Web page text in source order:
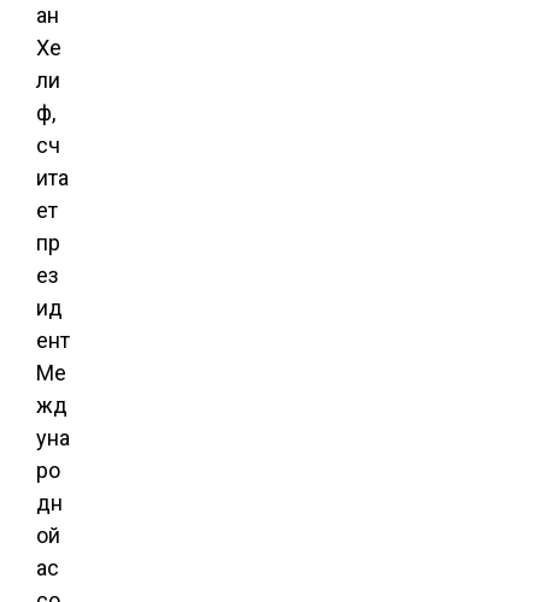
ан
Хе
ли
ф,
сч
ита
ет
пр
ез
ид
ент
Ме
жд
уна
ро
дн
ой
ас